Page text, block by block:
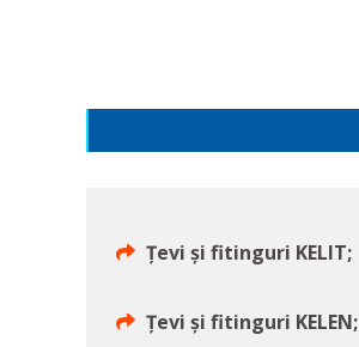
Țevi și fitinguri KELIT;
Țevi și fitinguri KELEN;